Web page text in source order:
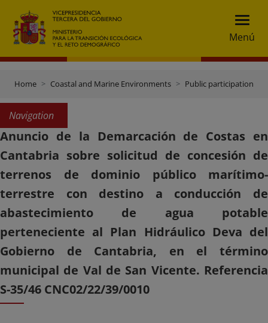
Menú
Home Coastal and Marine Environments Public participation
Navigation
Anuncio de la Demarcación de Costas en
Cantabria sobre solicitud de concesión de
terrenos de dominio público marítimo-
terrestre con destino a conducción de
abastecimiento de agua potable
perteneciente al Plan Hidráulico Deva del
Gobierno de Cantabria, en el término
municipal de Val de San Vicente. Referencia
S-35/46 CNC02/22/39/0010